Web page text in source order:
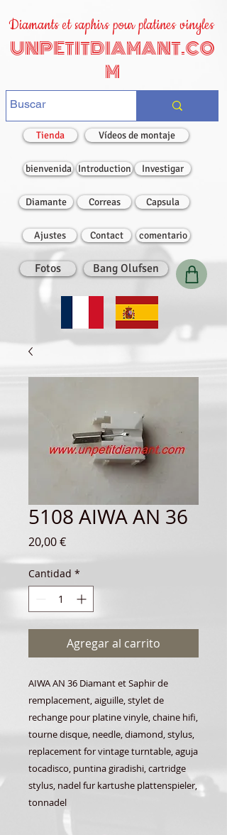
Diamants et saphirs pour platines vinyles
UNPETITDIAMANT.CO
M
Tienda Vídeos de montaje
bienvenida Introduction Investigar
Diamante Correas Capsula
Ajustes Contact comentario
Fotos Bang Olufsen
5108 AIWA AN 36
20,00 €Precio
Cantidad *
Agregar al carrito
AIWA AN 36 Diamant et Saphir de
remplacement, aiguille, stylet de
rechange pour platine vinyle, chaine hifi,
tourne disque, needle, diamond, stylus,
replacement for vintage turntable, aguja
tocadisco, puntina giradishi, cartridge
stylus, nadel fur kartushe plattenspieler,
tonnadel